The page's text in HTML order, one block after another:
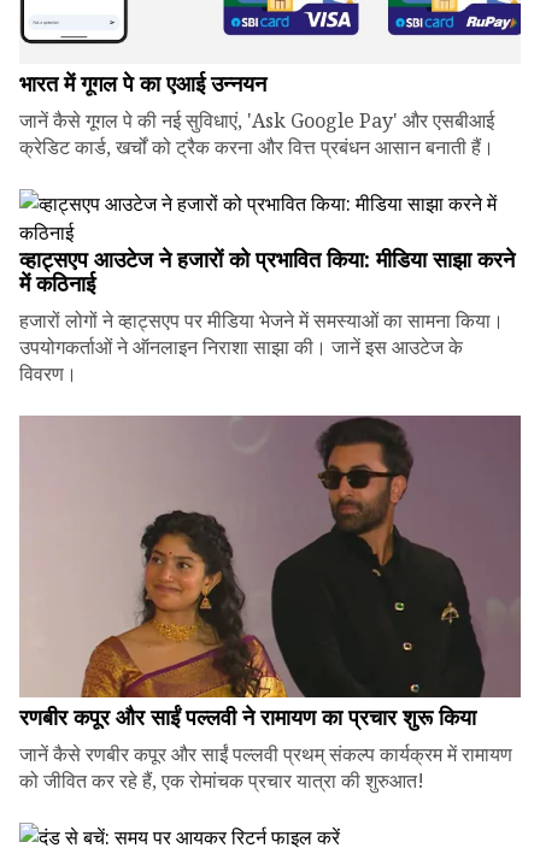
भारत में गूगल पे का एआई उन्नयन
जानें कैसे गूगल पे की नई सुविधाएं, 'Ask Google Pay' और एसबीआई
क्रेडिट कार्ड, खर्चों को ट्रैक करना और वित्त प्रबंधन आसान बनाती हैं।
व्हाट्सएप आउटेज ने हजारों को प्रभावित किया: मीडिया साझा करने
में कठिनाई
हजारों लोगों ने व्हाट्सएप पर मीडिया भेजने में समस्याओं का सामना किया।
उपयोगकर्ताओं ने ऑनलाइन निराशा साझा की। जानें इस आउटेज के
विवरण।
रणबीर कपूर और साईं पल्लवी ने रामायण का प्रचार शुरू किया
जानें कैसे रणबीर कपूर और साईं पल्लवी प्रथम् संकल्प कार्यक्रम में रामायण
को जीवित कर रहे हैं, एक रोमांचक प्रचार यात्रा की शुरुआत!